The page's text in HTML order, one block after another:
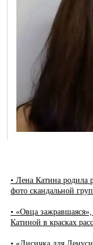
• Лена Катина родила
фото скандальной
• «Овца
Катиной в красках